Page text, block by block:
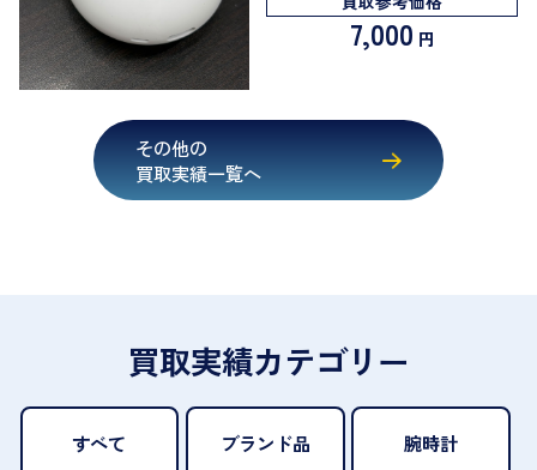
7,000 円
その他の
買取実績一覧へ
買取実績カテゴリー
すべて ブランド品 腕時計